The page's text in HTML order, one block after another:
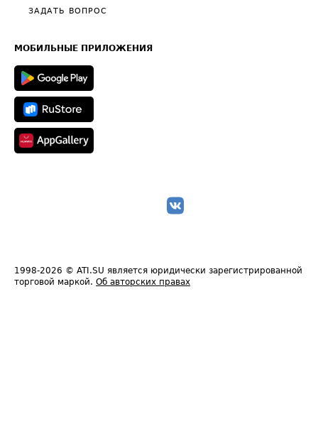
Общие положения
Полезное по перевозкам
Техническая информация
ЗАДАТЬ ВОПРОС
МОБИЛЬНЫЕ ПРИЛОЖЕНИЯ
1998-2026 © ATI.SU является юридически зарегистрированной
торговой маркой. Об авторских правах